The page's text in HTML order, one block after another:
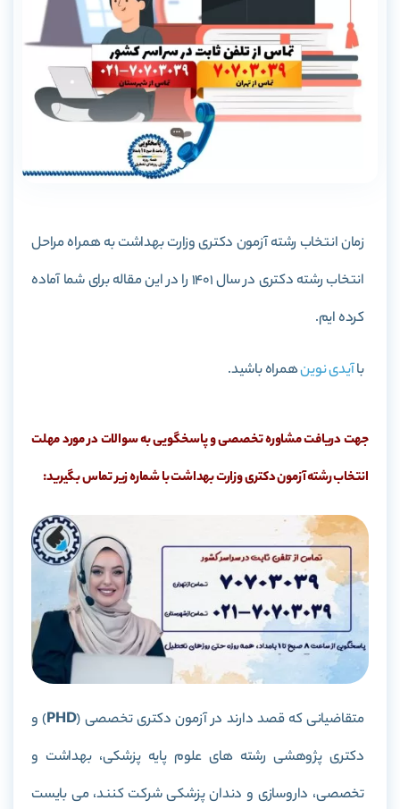
زمان انتخاب رشته آزمون دکتری وزارت بهداشت به همراه مراحل
انتخاب رشته دکتری در سال 1401 را در این مقاله برای شما آماده
کرده ایم.
باآیدی نوینهمراه باشید.
جهت دریافت مشاوره تخصصی و پاسخگویی به سوالات در مورد مهلت
انتخاب رشته آزمون دکتری وزارت بهداشت با شماره زیر تماس بگیرید:
متقاضیانی که قصد دارند در آزمون دکتری تخصصی (PHD) و
دکتری پژوهشی رشته های علوم پایه پزشکی، بهداشت و
تخصصی، داروسازی و دندان پزشکی شرکت کنند، می بایست